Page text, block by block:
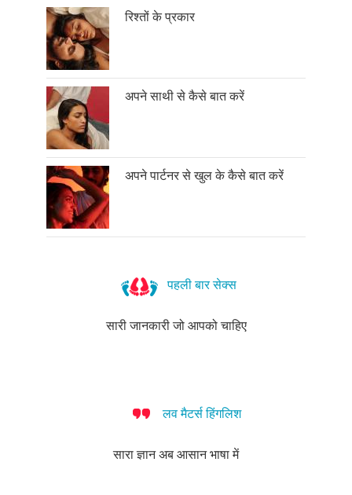
रिश्तों के प्रकार
अपने साथी से कैसे बात करें
अपने पार्टनर से खुल के कैसे बात करें
पहली बार सेक्स
सारी जानकारी जो आपको चाहिए
लव मैटर्स हिंगलिश
सारा ज्ञान अब आसान भाषा में